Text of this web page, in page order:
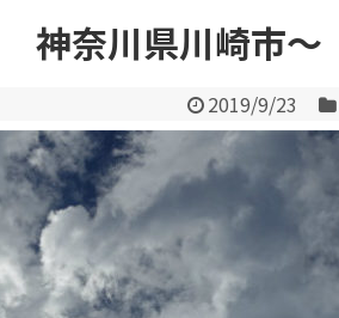
神奈川県川崎市～
2019/9/23